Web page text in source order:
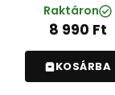
Raktáron
8 990 Ft
KOSÁRBA